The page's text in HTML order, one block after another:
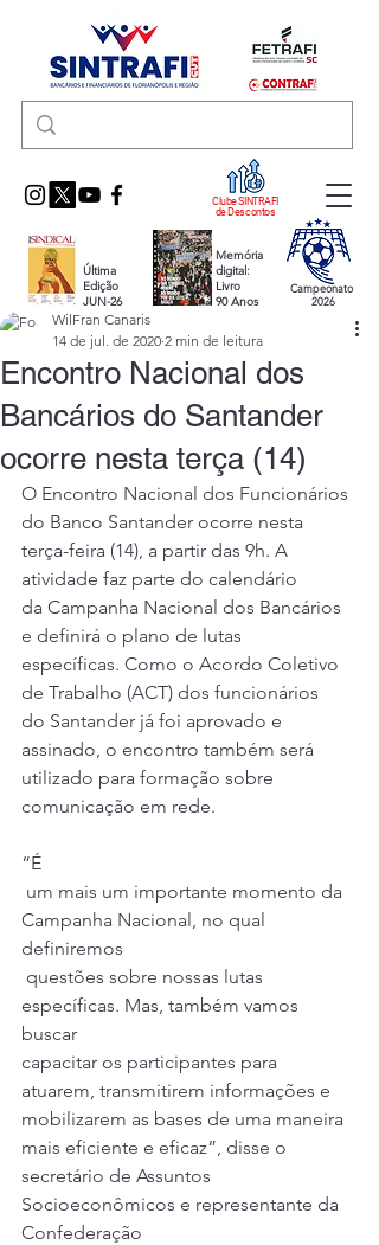
Clube SINTRAFI
de Descontos
Última
Edição
JUN-26
Memória
digital:
Livro
90 Anos
Campeonato
2026
Encontro Nacional dos
Bancários do Santander
ocorre nesta terça (14)
WilFran Canaris
14 de jul. de 2020 2 min de leitura
O Encontro Nacional dos Funcionários
do Banco Santander ocorre nesta
terça-feira (14), a partir das 9h. A
atividade faz parte do calendário
da Campanha Nacional dos Bancários
e definirá o plano de lutas
específicas. Como o Acordo Coletivo
de Trabalho (ACT) dos funcionários
do Santander já foi aprovado e
assinado, o encontro também será
utilizado para formação sobre
comunicação em rede.
“É
Campanha Nacional, no qual
definiremos
específicas. Mas, também vamos
buscar
capacitar os participantes para
atuarem, transmitirem informações e
mobilizarem as bases de uma maneira
mais eficiente e eficaz”, disse o
secretário de Assuntos
Socioeconômicos e representante da
Confederação